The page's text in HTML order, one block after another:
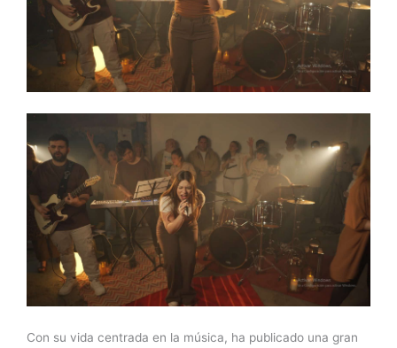
Con su vida centrada en la música, ha publicado una gran